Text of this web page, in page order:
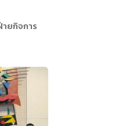
ยกิจการ